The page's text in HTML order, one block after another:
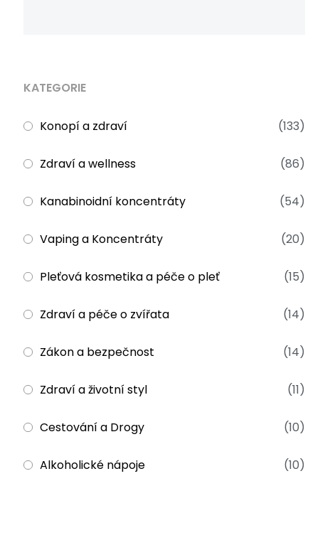
KATEGORIE
Konopí a zdraví (133)
Zdraví a wellness (86)
Kanabinoidní koncentráty (54)
Vaping a Koncentráty (20)
Pleťová kosmetika a péče o pleť (15)
Zdraví a péče o zvířata (14)
Zákon a bezpečnost (14)
Zdraví a životní styl (11)
Cestování a Drogy (10)
Alkoholické nápoje (10)